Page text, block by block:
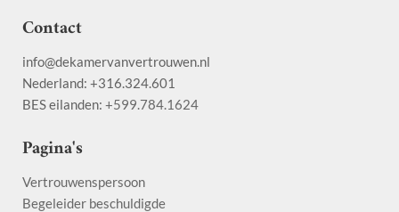
Contact
info@dekamervanvertrouwen.nl
Nederland: +316.324.601
BES eilanden: +599.784.1624
Pagina's
Vertrouwenspersoon
Begeleider beschuldigde